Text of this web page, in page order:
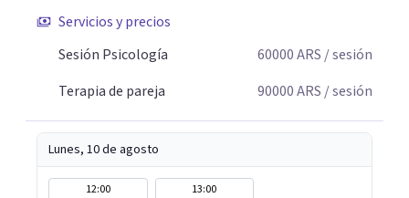
Servicios y precios
Sesión Psicología
60000ARS / sesión
Terapia de pareja
90000ARS / sesión
Lunes, 10 de agosto
12:00 13:00